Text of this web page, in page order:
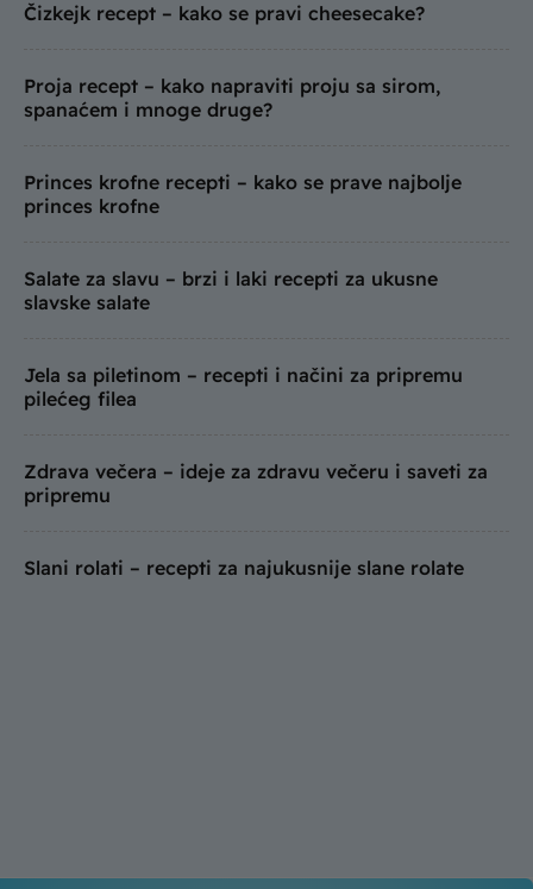
Čizkejk recept – kako se pravi cheesecake?
Proja recept – kako napraviti proju sa sirom,
spanaćem i mnoge druge?
Princes krofne recepti – kako se prave najbolje
princes krofne
Salate za slavu – brzi i laki recepti za ukusne
slavske salate
Jela sa piletinom – recepti i načini za pripremu
pilećeg filea
Zdrava večera – ideje za zdravu večeru i saveti za
pripremu
Slani rolati – recepti za najukusnije slane rolate